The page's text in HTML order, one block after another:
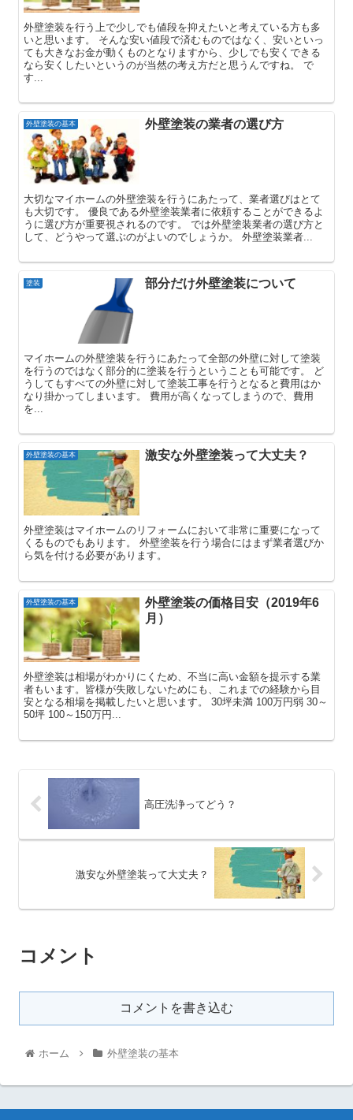
外壁塗装を行う上で少しでも値段を抑えたいと考えている方も多
いと思います。 そんな安い値段で済むものではなく、安いといっ
ても大きなお金が動くものとなりますから、少しでも安くできる
なら安くしたいというのが当然の考え方だと思うんですね。 で
す...
外壁塗装の基本 外壁塗装の業者の選び方
大切なマイホームの外壁塗装を行うにあたって、業者選びはとて
も大切です。 優良である外壁塗装業者に依頼することができるよ
うに選び方が重要視されるのです。 では外壁塗装業者の選び方と
して、どうやって選ぶのがよいのでしょうか。 外壁塗装業者...
塗装 部分だけ外壁塗装について
マイホームの外壁塗装を行うにあたって全部の外壁に対して塗装
を行うのではなく部分的に塗装を行うということも可能です。 ど
うしてもすべての外壁に対して塗装工事を行うとなると費用はか
なり掛かってしまいます。 費用が高くなってしまうので、費用
を...
外壁塗装の基本 激安な外壁塗装って大丈夫？
外壁塗装はマイホームのリフォームにおいて非常に重要になって
くるものでもあります。 外壁塗装を行う場合にはまず業者選びか
ら気を付ける必要があります。
外壁塗装の基本
外壁塗装の価格目安（2019年6
月）
外壁塗装は相場がわかりにくため、不当に高い金額を提示する業
者もいます。皆様が失敗しないためにも、これまでの経験から目
安となる相場を掲載したいと思います。 30坪未満 100万円弱 30～
50坪 100～150万円...
高圧洗浄ってどう？
激安な外壁塗装って大丈夫？
コメント
コメントを書き込む
ホーム 外壁塗装の基本